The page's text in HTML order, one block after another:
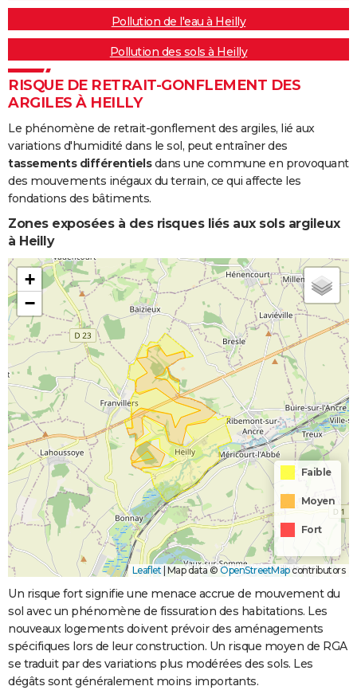
Pollution de l'eau à Heilly
Pollution des sols à Heilly
RISQUE DE RETRAIT-GONFLEMENT DES
ARGILES À HEILLY
Le phénomène de retrait-gonflement des argiles, lié aux
variations d'humidité dans le sol, peut entraîner des
tassements différentielsdans une commune en provoquant
des mouvements inégaux du terrain, ce qui affecte les
fondations des bâtiments.
Zones exposées à des risques liés aux sols argileux
à Heilly
+
−
Faible
Moyen
Fort
Leaflet Map data ©OpenStreetMapcontributors
Un risque fort signifie une menace accrue de mouvement du
sol avec un phénomène de fissuration des habitations. Les
nouveaux logements doivent prévoir des aménagements
spécifiques lors de leur construction. Un risque moyen de RGA
se traduit par des variations plus modérées des sols. Les
dégâts sont généralement moins importants.